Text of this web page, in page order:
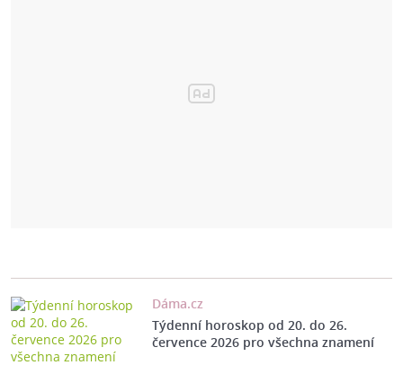
Dáma.cz
Týdenní horoskop od 20. do 26.
července 2026 pro všechna znamení